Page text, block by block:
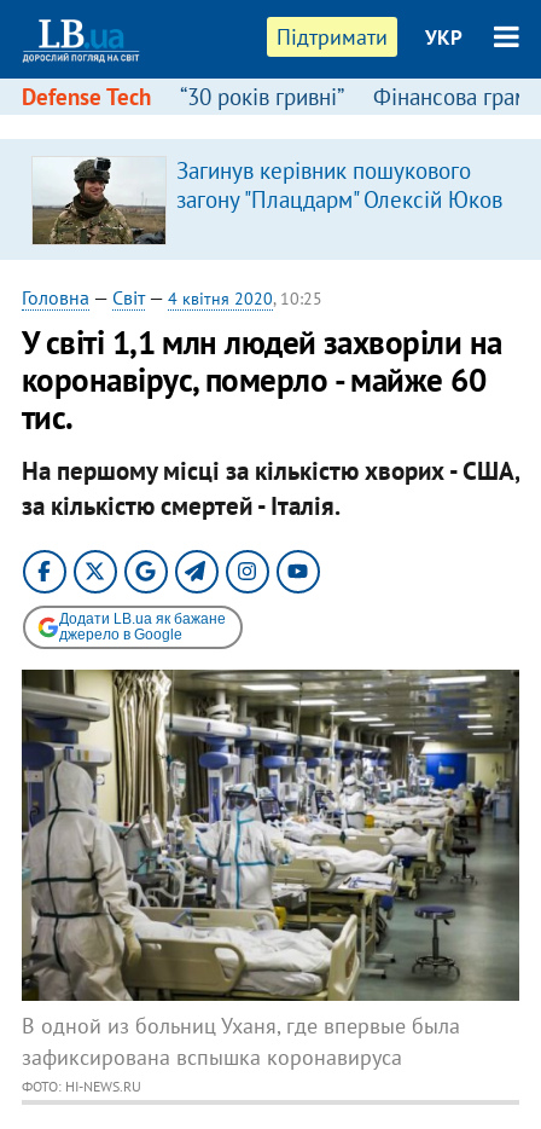
Підтримати УКР
Defense Tech “30 років гривні” Фінансова
Загинув керівник пошукового
загону "Плацдарм" Олексій Юков
Головна — Світ— 4 квітня 2020, 10:25
У світі 1,1 млн людей захворіли на
коронавірус, померло - майже 60
тис.
На першому місці за кількістю хворих - США,
за кількістю смертей - Італія.
Додати LB.ua як бажане
джерело в Google
В одной из больниц Уханя, где впервые была
зафиксирована вспышка коронавируса
ФОТО: HI-NEWS.RU